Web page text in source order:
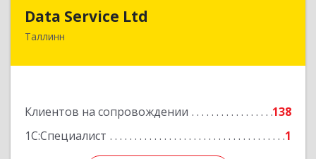
Data Service Ltd
Таллинн
Клиентов на сопровождении
138
1С:Специалист
1